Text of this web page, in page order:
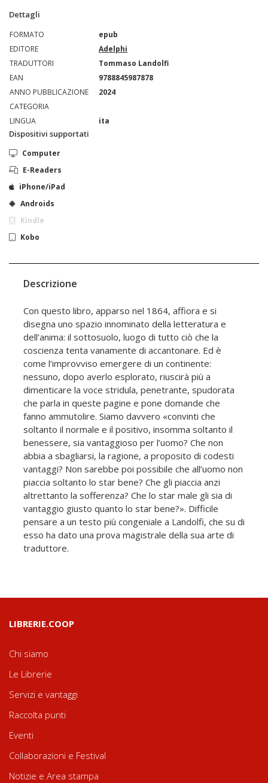
Dettagli
FORMATO
epub
EDITORE
Adelphi
TRADUTTORI
Tommaso Landolfi
EAN
9788845987878
ANNO PUBBLICAZIONE
2024
CATEGORIA
LINGUA
ita
Dispositivi supportati
Computer
E-Readers
iPhone/iPad
Androids
Kindle
Kobo
Descrizione
Con questo libro, apparso nel 1864, affiora e si
disegna uno spazio innominato della letteratura e
dell’anima: il sottosuolo, luogo di tutto ciò che la
coscienza tenta vanamente di accantonare. Ed è
come l’improvviso emergere di un continente:
nessuno, dopo averlo esplorato, riuscirà più a
dimenticare la voce stridula, penetrante, spudorata
che parla in queste pagine e pone domande che
fanno ammutolire. Siamo davvero «convinti che
soltanto il normale e il positivo, insomma soltanto il
benessere, sia vantaggioso per l’uomo? Che non
abbia a sbagliarsi, la ragione, a proposito di codesti
vantaggi? Non sarebbe poi possibile che all’uomo non
piaccia soltanto lo star bene? Che gli piaccia anzi
altrettanto la sofferenza? Che lo star male gli sia di
vantaggio giusto quanto lo star bene?». Difficile
pensare a un testo più congeniale a Landolfi, che su di
esso ha dato una prova magistrale della sua arte di
traduttore.
LIBRERIE.COOP
Chi siamo
Le Librerie
Servizi e vantaggi
Raccolta punti
Eventi
Collaborazioni e Festival
Notizie e Area stampa